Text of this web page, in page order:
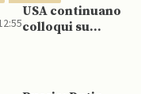
USA continuano
colloqui su
Ucraina,